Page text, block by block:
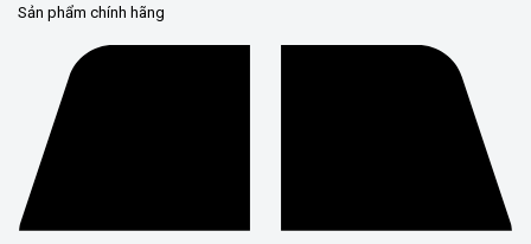
Sản phẩm chính hãng